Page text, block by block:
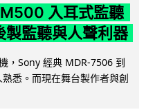
M500 入耳式監聽
製監聽與人聲利器
，Sony 經典 MDR-7506 到
悉。而現在舞台製作者與創